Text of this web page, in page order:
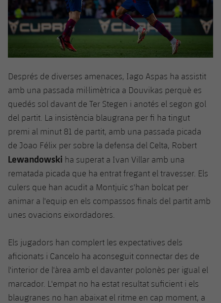
Després de diverses amenaces, Iago Aspas ha assistit
amb una passada mil·limètrica a Douvikas perquè es
quedés sol davant de Ter Stegen i anotés el segon gol
del partit. La insistència blaugrana per fi ha tingut
premi al minut 81 de partit, amb una passada picada
de Joao Félix per sobre la defensa del Celta, Robert
Lewandowski ha superat a Ivan Villar amb una
rematada picada que ha entrat fregant el travesser. Els
culers que han acudit a Montjuïc s'han bolcat per
animar a l'equip en els compassos finals del partit amb
unes ovacions eixordadores.
Els jugadors han complert les expectatives dels
aficionats i Cancelo ha aconseguit connectar des de
l'interior de l'àrea amb el davanter polonès per igual el
marcador. L'empat no ha estat resultat suficient i els
blaugranes no han abaixat el ritme en cap moment, a